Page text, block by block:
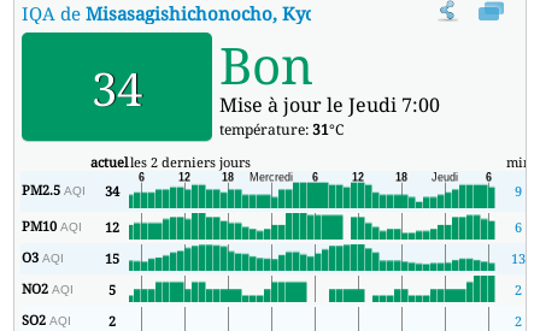
IQA deMisasagishichonocho, Kyoto Prefecture Indice de la
34 Bon
Mise à jour le Jeudi 7:00
température:31°C
actuelles 2 derniers jours min
PM2.5AQI 34
9
PM10AQI 12
6
O3AQI 15
13
NO2AQI 5
2
SO2AQI 2
2